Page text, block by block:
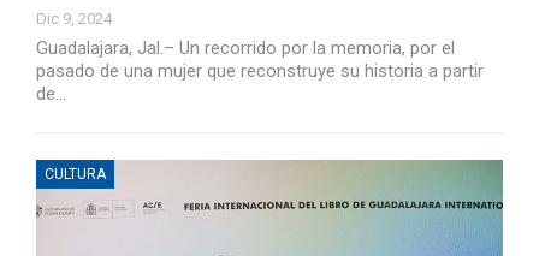
Dic 9, 2024
Guadalajara, Jal.– Un recorrido por la memoria, por el
pasado de una mujer que reconstruye su historia a partir
de…
CULTURA